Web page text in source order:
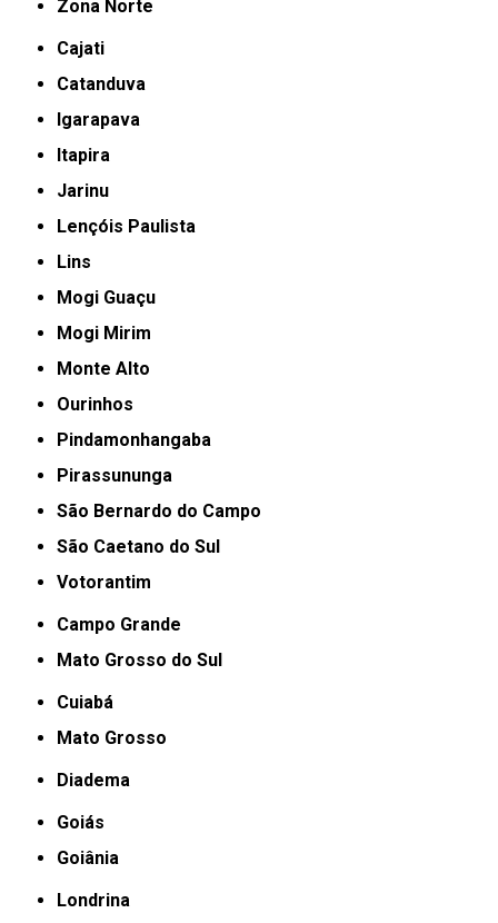
Zona Norte
Cajati
Catanduva
Igarapava
Itapira
Jarinu
Lençóis Paulista
Lins
Mogi Guaçu
Mogi Mirim
Monte Alto
Ourinhos
Pindamonhangaba
Pirassununga
São Bernardo do Campo
São Caetano do Sul
Votorantim
Campo Grande
Mato Grosso do Sul
Cuiabá
Mato Grosso
Diadema
Goiás
Goiânia
Londrina